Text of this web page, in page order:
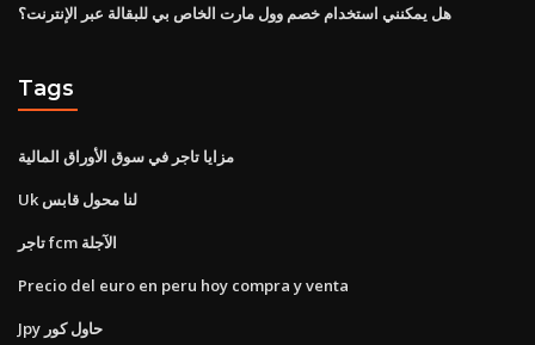
هل يمكنني استخدام خصم وول مارت الخاص بي للبقالة عبر الإنترنت؟
Tags
مزايا تاجر في سوق الأوراق المالية
Uk لنا محول قابس
تاجر fcm الآجلة
Precio del euro en peru hoy compra y venta
Jpy حاول كور